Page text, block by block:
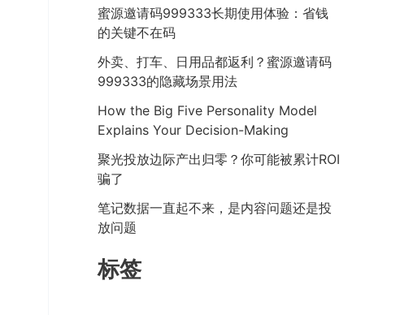
蜜源邀请码999333长期使用体验：省钱
的关键不在码
外卖、打车、日用品都返利？蜜源邀请码
999333的隐藏场景用法
How the Big Five Personality Model
Explains Your Decision-Making
聚光投放边际产出归零？你可能被累计ROI
骗了
笔记数据一直起不来，是内容问题还是投
放问题
标签